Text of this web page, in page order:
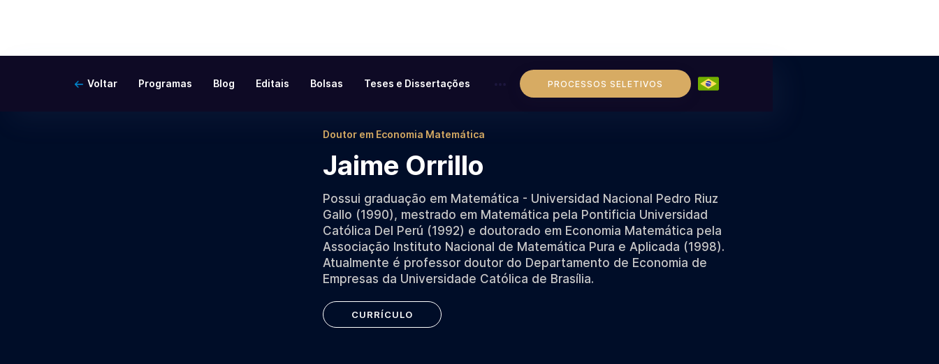
Voltar Programas Blog Editais Bolsas Teses e Dissertações PROCESSOS SELETIVOS
Doutor em Economia Matemática
Jaime Orrillo
Possui graduação em Matemática - Universidad Nacional Pedro Riuz
Gallo (1990), mestrado em Matemática pela Pontificia Universidad
Católica Del Perú (1992) e doutorado em Economia Matemática pela
Associação Instituto Nacional de Matemática Pura e Aplicada (1998).
Atualmente é professor doutor do Departamento de Economia de
Empresas da Universidade Católica de Brasília.
CURRÍCULO